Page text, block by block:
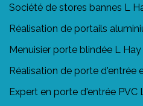
Société de stores bannes L
Réalisation de portails
Menuisier porte blindée L
Réalisation de porte d'entrée
Expert en porte d'entrée PVC